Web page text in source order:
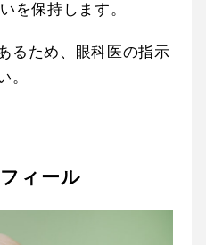
を保持します。
るため、眼科医の指示
。
ィール